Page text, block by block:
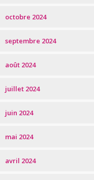
octobre 2024
septembre 2024
août 2024
juillet 2024
juin 2024
mai 2024
avril 2024